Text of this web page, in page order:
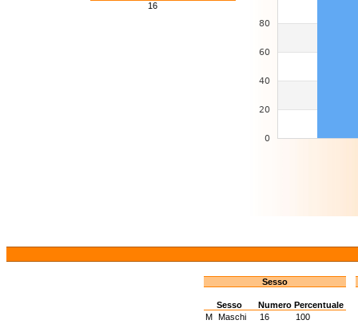
16
Sesso
Sesso Numero Percentuale
M Maschi 16
100